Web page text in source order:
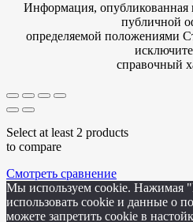
Информация, опубликованная
публичной
определяемой положениями
справочный
Select at least 2 products
to compare
Смотреть сравнение
Мы используем cookie. Нажимая
использовать cookie и данные о
можете запретить cookie в